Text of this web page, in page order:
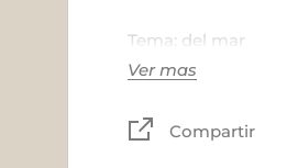
Tema: del mar
Madera, tela y
Ver mas
Compartir